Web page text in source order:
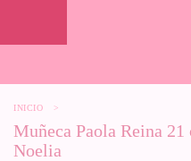
INICIO >
Muñeca Paola Reina
Noelia